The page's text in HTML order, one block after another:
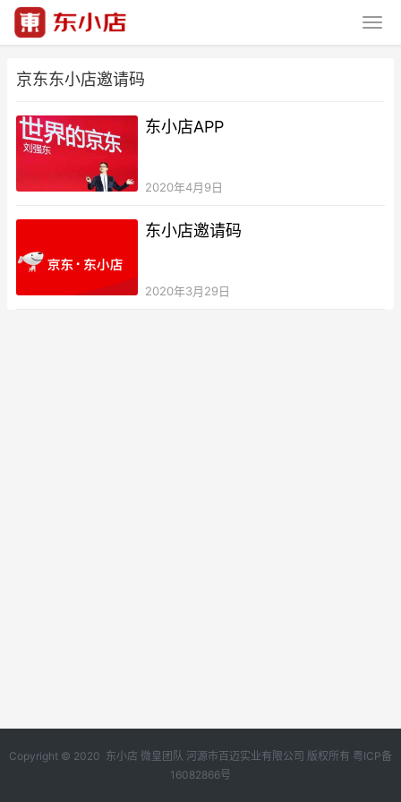
京东东小店邀请码
东小店APP
2020年4月9日
东小店邀请码
2020年3月29日
Copyright © 2020 东小店 微皇团队 河源市百迈实业有限公司 版权所有 粤ICP备
16082866号